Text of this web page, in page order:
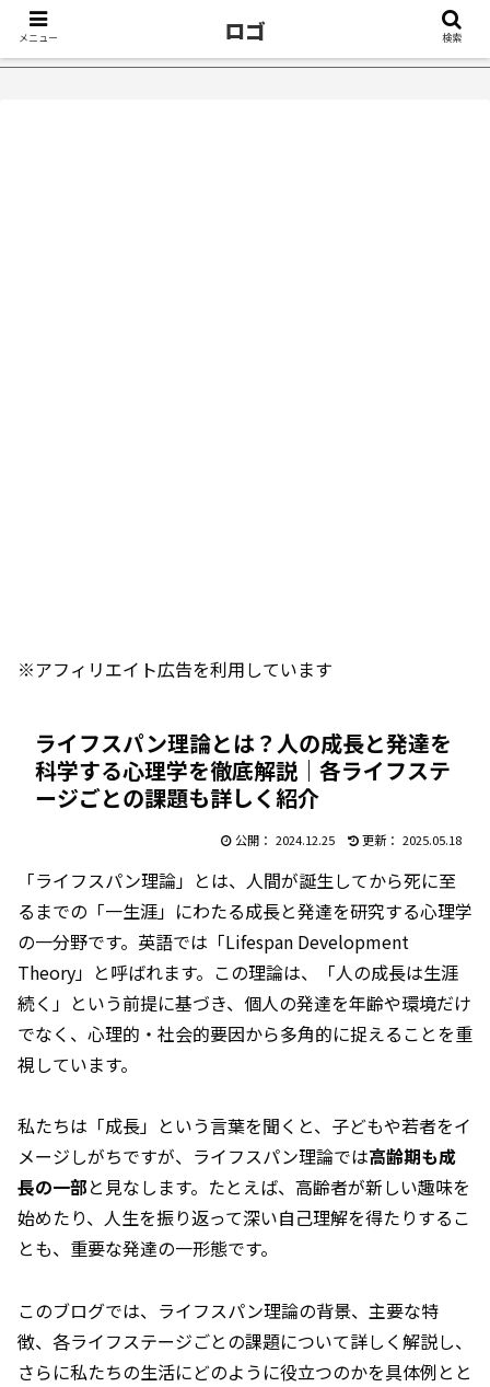
ったきっかけ５選｜不眠症体験談 【18万再生】YouTube：
※アフィリエイト広告を利用しています
ライフスパン理論とは？人の成長と発達を
科学する心理学を徹底解説｜各ライフステ
ージごとの課題も詳しく紹介
2024.12.25 2025.05.18
「ライフスパン理論」とは、人間が誕生してから死に至
るまでの「一生涯」にわたる成長と発達を研究する心理学
の一分野です。英語では「Lifespan Development
Theory」と呼ばれます。この理論は、「人の成長は生涯
続く」という前提に基づき、個人の発達を年齢や環境だけ
でなく、心理的・社会的要因から多角的に捉えることを重
視しています。
私たちは「成長」という言葉を聞くと、子どもや若者をイ
メージしがちですが、ライフスパン理論では高齢期も成
長の一部と見なします。たとえば、高齢者が新しい趣味を
始めたり、人生を振り返って深い自己理解を得たりするこ
とも、重要な発達の一形態です。
このブログでは、ライフスパン理論の背景、主要な特
徴、各ライフステージごとの課題について詳しく解説し、
さらに私たちの生活にどのように役立つのかを具体例とと
メニュー ロゴ 検索